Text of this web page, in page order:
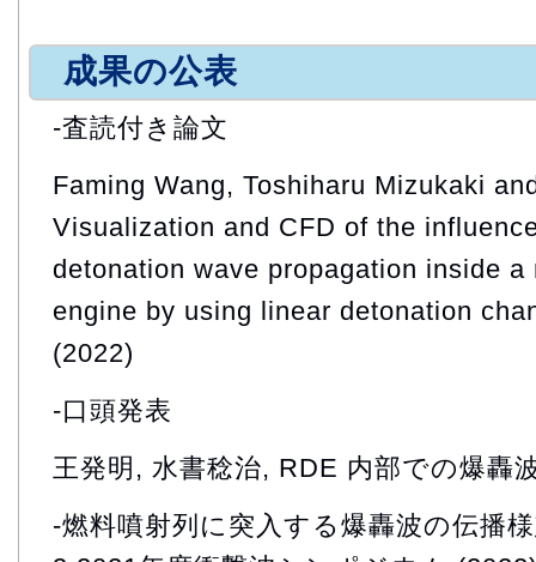
成果の公表
-査読付き論文
Faming Wang, Toshiharu Mizukaki
Visualization and CFD of the
detonation wave propagation inside
engine by using linear detonation
(2022)
-口頭発表
王発明, 水書稔治, RDE 内部での爆轟
-燃料噴射列に突入する爆轟波の伝播